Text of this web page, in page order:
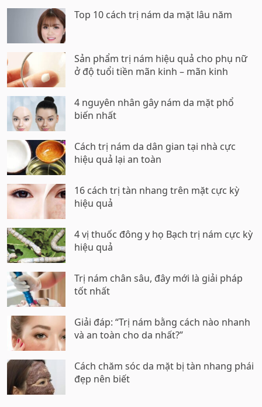
Top 10 cách trị nám da mặt lâu năm
Sản phẩm trị nám hiệu quả cho phụ nữ
ở độ tuổi tiền mãn kinh – mãn kinh
4 nguyên nhân gây nám da mặt phổ
biến nhất
Cách trị nám da dân gian tại nhà cực
hiệu quả lại an toàn
16 cách trị tàn nhang trên mặt cực kỳ
hiệu quả
4 vị thuốc đông y họ Bạch trị nám cực kỳ
hiệu quả
Trị nám chân sâu, đây mới là giải pháp
tốt nhất
Giải đáp: “Trị nám bằng cách nào nhanh
và an toàn cho da nhất?”
Cách chăm sóc da mặt bị tàn nhang phái
đẹp nên biết